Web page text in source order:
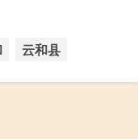
云和县